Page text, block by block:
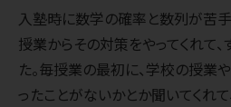
入塾時に数学の確率と数列が苦
授業からその対策をやってくれて
た。毎授業の最初に、学校の授業
ったことがないかとか聞いてくれ